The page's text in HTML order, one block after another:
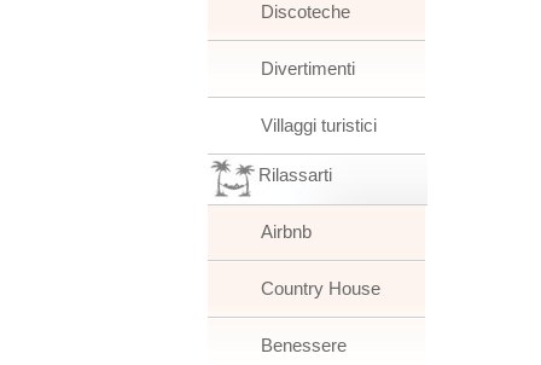
Discoteche
Divertimenti
Villaggi turistici
Rilassarti
Airbnb
Country House
Benessere